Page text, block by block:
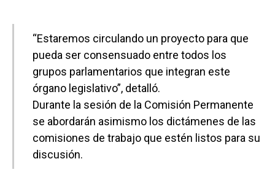
“Estaremos circulando un proyecto para que
pueda ser consensuado entre todos los
grupos parlamentarios que integran este
órgano legislativo”, detalló.
Durante la sesión de la Comisión Permanente
se abordarán asimismo los dictámenes de las
comisiones de trabajo que estén listos para su
discusión.